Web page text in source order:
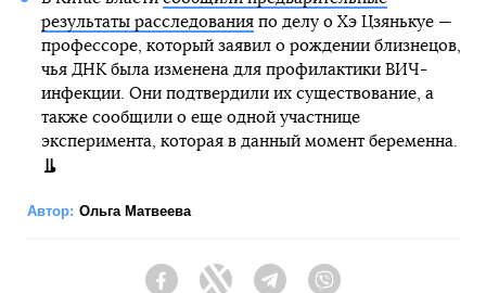
результаты расследованияпо делу о Хэ Цзянькуе —
профессоре, который заявил о рождении близнецов,
чья ДНК была изменена для профилактики ВИЧ-
инфекции. Они подтвердили их существование, а
также сообщили о еще одной участнице
эксперимента, которая в данный момент беременна.
Автор: Ольга Матвеева